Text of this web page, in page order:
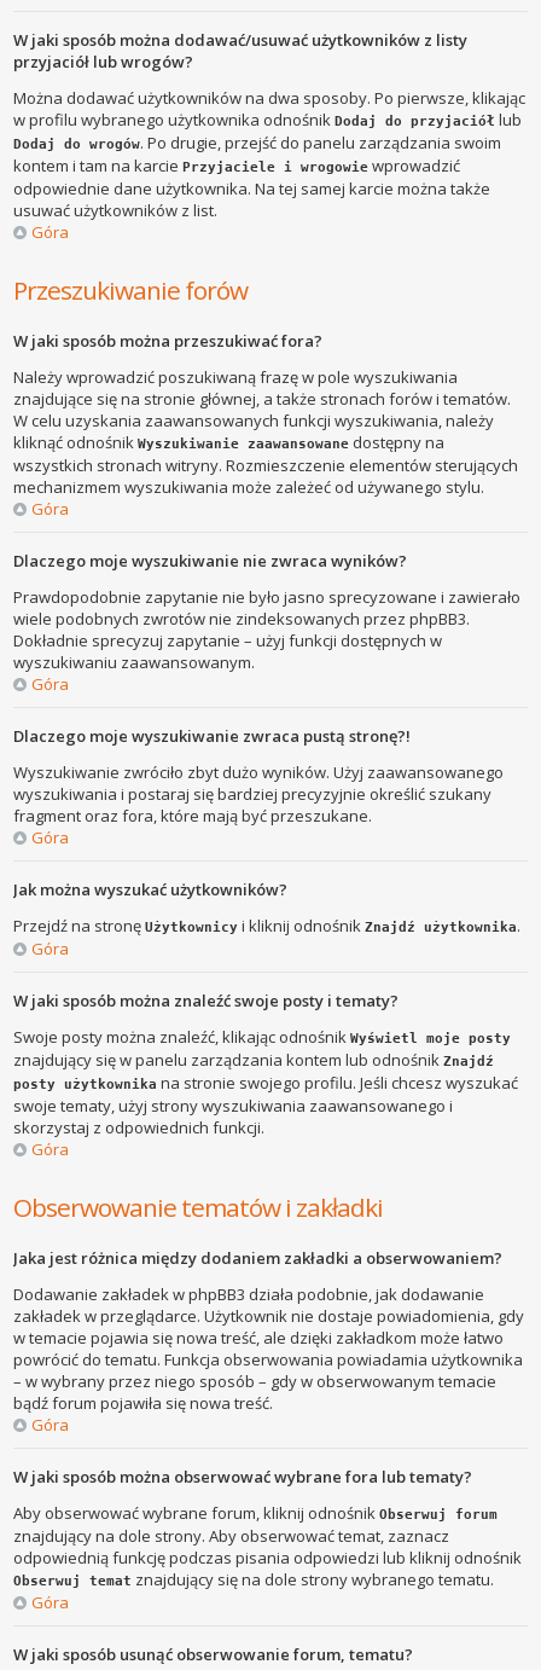
W jaki sposób można dodawać/usuwać użytkowników z listy
przyjaciół lub wrogów?
Można dodawać użytkowników na dwa sposoby. Po pierwsze, klikając
w profilu wybranego użytkownika odnośnikDodaj do przyjaciół lub
Dodaj do wrogów. Po drugie, przejść do panelu zarządzania swoim
kontem i tam na karciePrzyjaciele i wrogowie wprowadzić
odpowiednie dane użytkownika. Na tej samej karcie można także
usuwać użytkowników z list.
Góra
Przeszukiwanie forów
W jaki sposób można przeszukiwać fora?
Należy wprowadzić poszukiwaną frazę w pole wyszukiwania
znajdujące się na stronie głównej, a także stronach forów i tematów.
W celu uzyskania zaawansowanych funkcji wyszukiwania, należy
kliknąć odnośnikWyszukiwanie zaawansowane dostępny na
wszystkich stronach witryny. Rozmieszczenie elementów sterujących
mechanizmem wyszukiwania może zależeć od używanego stylu.
Góra
Dlaczego moje wyszukiwanie nie zwraca wyników?
Prawdopodobnie zapytanie nie było jasno sprecyzowane i zawierało
wiele podobnych zwrotów nie zindeksowanych przez phpBB3.
Dokładnie sprecyzuj zapytanie – użyj funkcji dostępnych w
wyszukiwaniu zaawansowanym.
Góra
Dlaczego moje wyszukiwanie zwraca pustą stronę?!
Wyszukiwanie zwróciło zbyt dużo wyników. Użyj zaawansowanego
wyszukiwania i postaraj się bardziej precyzyjnie określić szukany
fragment oraz fora, które mają być przeszukane.
Góra
Jak można wyszukać użytkowników?
Przejdź na stronęUżytkownicy i kliknij odnośnikZnajdź użytkownika.
Góra
W jaki sposób można znaleźć swoje posty i tematy?
Swoje posty można znaleźć, klikając odnośnikWyświetl moje posty
znajdujący się w panelu zarządzania kontem lub odnośnikZnajdź
posty użytkownika na stronie swojego profilu. Jeśli chcesz wyszukać
swoje tematy, użyj strony wyszukiwania zaawansowanego i
skorzystaj z odpowiednich funkcji.
Góra
Obserwowanie tematów i zakładki
Jaka jest różnica między dodaniem zakładki a obserwowaniem?
Dodawanie zakładek w phpBB3 działa podobnie, jak dodawanie
zakładek w przeglądarce. Użytkownik nie dostaje powiadomienia, gdy
w temacie pojawia się nowa treść, ale dzięki zakładkom może łatwo
powrócić do tematu. Funkcja obserwowania powiadamia użytkownika
– w wybrany przez niego sposób – gdy w obserwowanym temacie
bądź forum pojawiła się nowa treść.
Góra
W jaki sposób można obserwować wybrane fora lub tematy?
Aby obserwować wybrane forum, kliknij odnośnikObserwuj forum
znajdujący na dole strony. Aby obserwować temat, zaznacz
odpowiednią funkcję podczas pisania odpowiedzi lub kliknij odnośnik
Obserwuj temat znajdujący się na dole strony wybranego tematu.
Góra
W jaki sposób usunąć obserwowanie forum, tematu?